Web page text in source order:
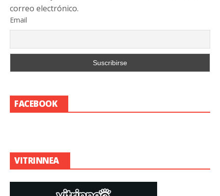
correo electrónico.
Email
FACEBOOK
VITRINNEA